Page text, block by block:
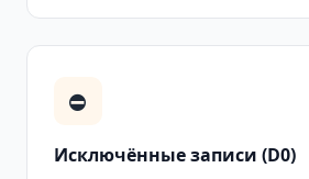
⛔
Исключённые записи (D0)